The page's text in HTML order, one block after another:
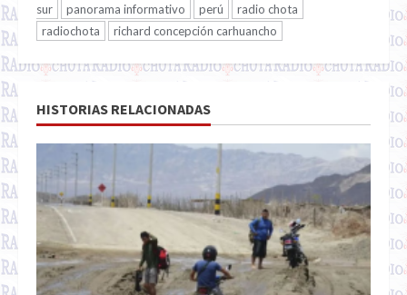
sur panorama informativo perú
radio chota
radiochota
richard concepción carhuancho
HISTORIAS RELACIONADAS